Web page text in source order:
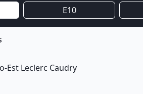
E10
Est Leclerc Caudry